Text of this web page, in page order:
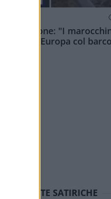
ragione: "I
in Europa col
SEDUTE SATIRICHE